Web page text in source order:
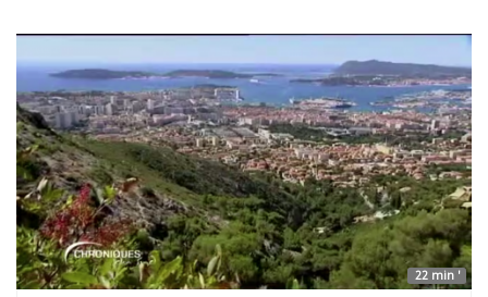
22 min '